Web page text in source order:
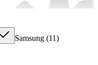
Samsung (11)